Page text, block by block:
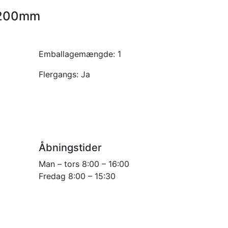
Emballagemængde: 1
Flergangs: Ja
Åbningstider
Man – tors 8:00 – 16:00
Fredag 8:00 – 15:30